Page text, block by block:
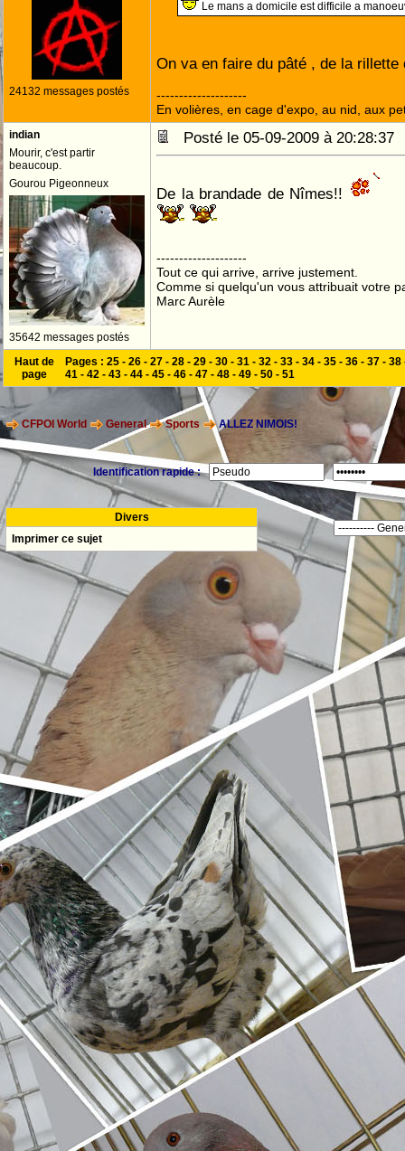
24132 messages postés
Le mans a domicile est difficile a
On va en faire du pâté , de la
--------------------
En volières, en cage d'expo, au nid, aux
indian
Mourir, c'est partir
beaucoup.
Gourou Pigeonneux
35642 messages postés
Posté le 05-09-2009 à
De la brandade de Nîmes!!
--------------------
Tout ce qui arrive, arrive justement.
Comme si quelqu'un vous attribuait votre
Marc Aurèle
Haut de
page
Pages : 25 - 26 - 27 - 28 - 29 - 30 - 31 - 32 - 33 - 34 - 35 - 36 - 37 - 38
41 - 42 - 43 - 44 - 45 - 46 - 47 - 48 - 49 - 50 - 51
CFPOI World General Sports ALLEZ NIMOIS!
Identification rapide :
Divers
Imprimer ce sujet